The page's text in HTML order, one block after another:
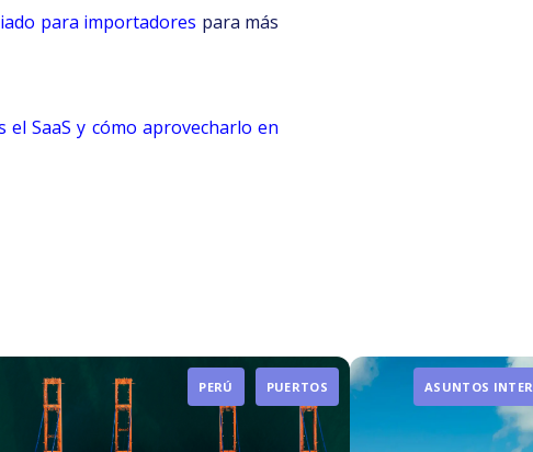
para importadores para más
el SaaS y cómo aprovecharlo en
PERÚ PUERTOS ASUNTOS